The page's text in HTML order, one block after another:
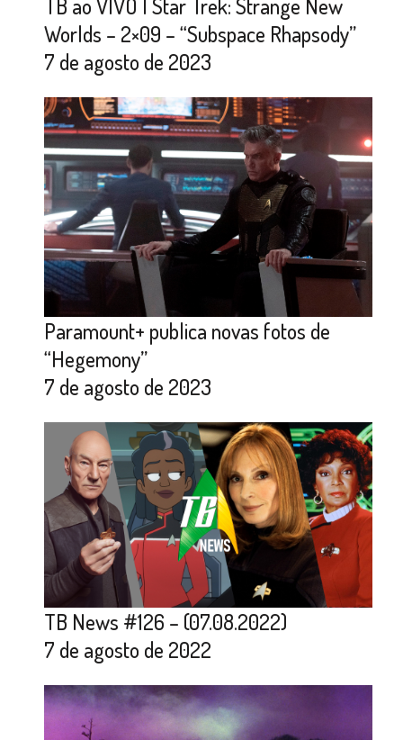
TB ao VIVO | Star Trek: Strange New
Worlds – 2×09 – “Subspace Rhapsody”
7 de agosto de 2023
Paramount+ publica novas fotos de
“Hegemony”
7 de agosto de 2023
TB News #126 – (07.08.2022)
7 de agosto de 2022